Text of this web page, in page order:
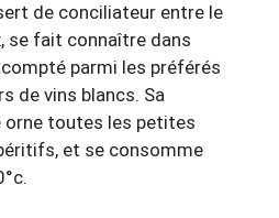
de conciliateur entre le
se fait connaître dans
parmi les préférés
de vins blancs. Sa
orne toutes les petites
et se consomme